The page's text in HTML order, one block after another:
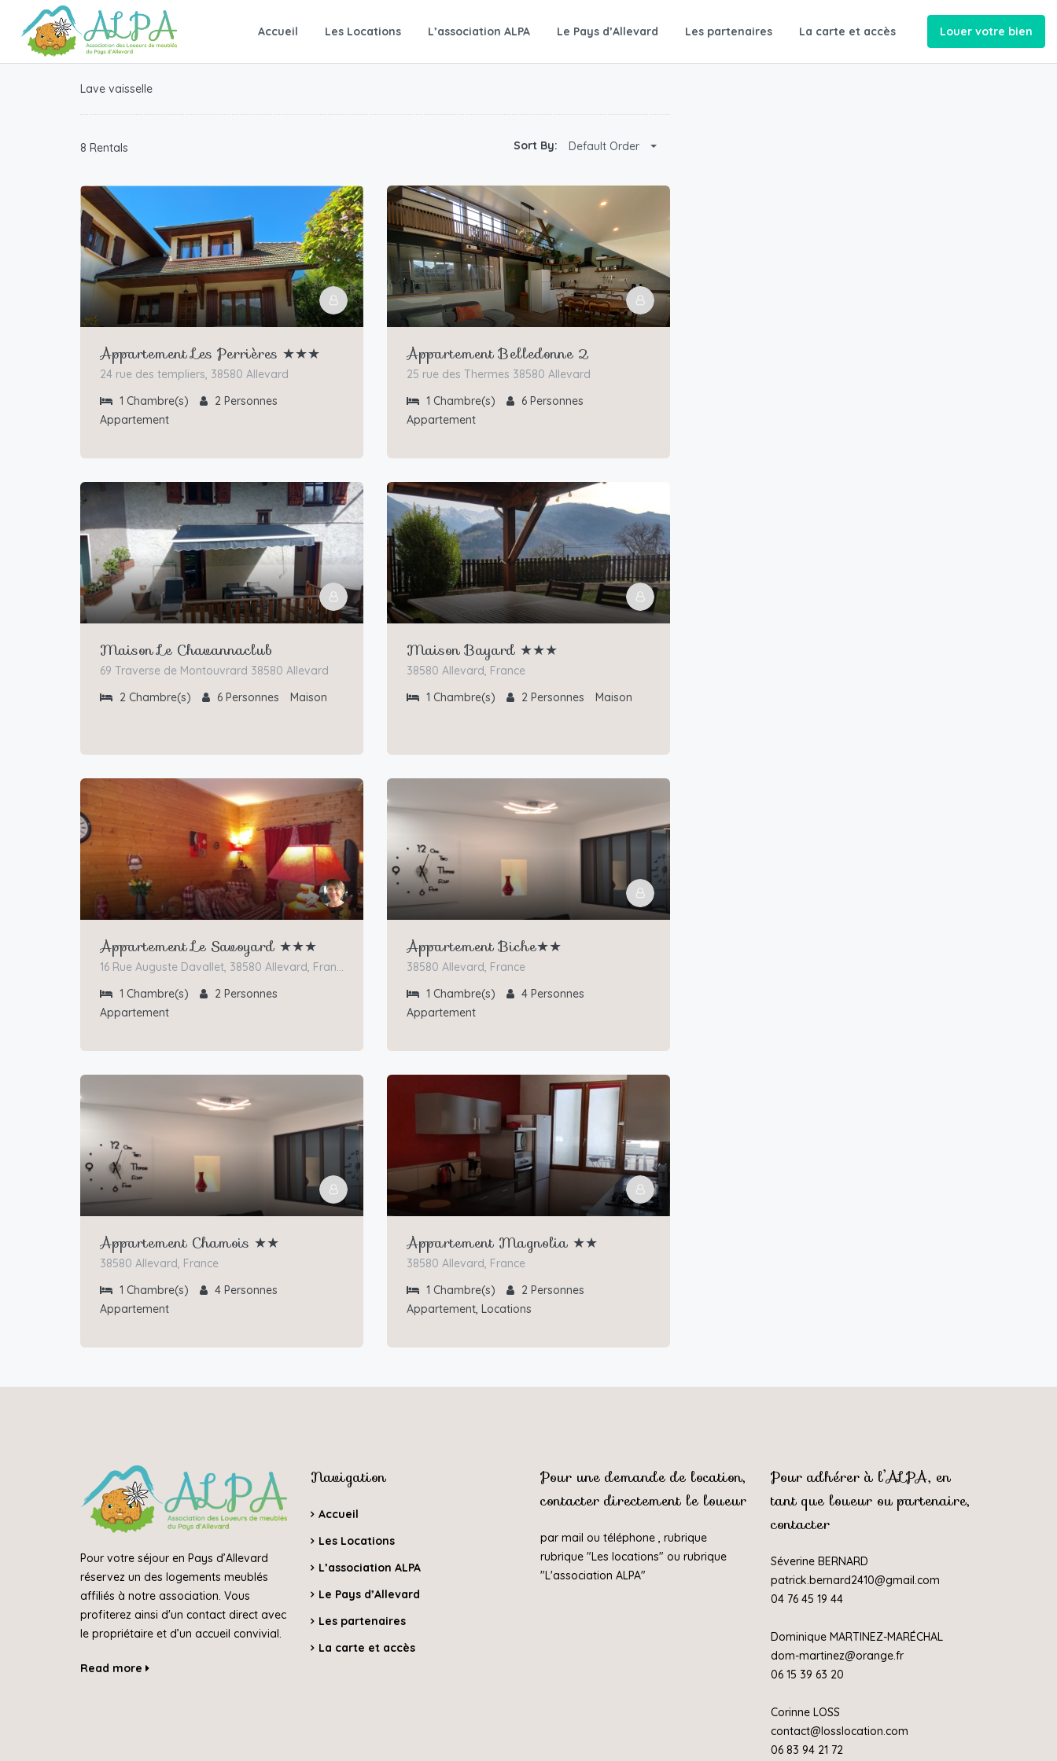
Accueil Les Locations L’association ALPA Le Pays d’Allevard Les partenaires La carte et accès Louer votre bien
Lave vaisselle
8 Rentals Sort By: Default Order
Appartement Les Perrières ★★★
24 rue des templiers, 38580 Allevard
1 Chambre(s) 2 Personnes
Appartement
Appartement Belledonne 2
25 rue des Thermes 38580 Allevard
1 Chambre(s) 6 Personnes
Appartement
Maison Le Chavannaclub
69 Traverse de Montouvrard 38580 Allevard
2 Chambre(s) 6 Personnes Maison
Maison Bayard ★★★
38580 Allevard, France
1 Chambre(s) 2 Personnes Maison
Appartement Le Savoyard ★★★
16 Rue Auguste Davallet, 38580 Allevard, France
1 Chambre(s) 2 Personnes
Appartement
Appartement Biche★★
38580 Allevard, France
1 Chambre(s) 4 Personnes
Appartement
Appartement Chamois ★★
38580 Allevard, France
1 Chambre(s) 4 Personnes
Appartement
Appartement Magnolia ★★
38580 Allevard, France
1 Chambre(s) 2 Personnes
Appartement, Locations
Pour votre séjour en Pays d’Allevard
réservez un des logements meublés
affiliés à notre association. Vous
profiterez ainsi d'un contact direct avec
le propriétaire et d’un accueil convivial.
Read more
Navigation
Accueil
Les Locations
L’association ALPA
Le Pays d’Allevard
Les partenaires
La carte et accès
Pour une demande de location,
contacter directement le loueur
par mail ou téléphone , rubrique
rubrique "Les locations" ou rubrique
"L'association ALPA"
Pour adhérer à l’ALPA, en
tant que loueur ou partenaire,
contacter
Séverine BERNARD
patrick.bernard2410@gmail.com
04 76 45 19 44
Dominique MARTINEZ-MARÉCHAL
dom-martinez@orange.fr
06 15 39 63 20
Corinne LOSS
contact@losslocation.com
06 83 94 21 72